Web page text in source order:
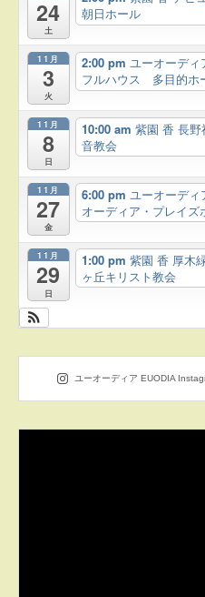
24
土
朝日ホール
11月
3
火
2:00 pm ユーオーディ
フルハウス 多目的ホ
11月
8
日
10:00 am 紫園 香 長野
音教会
11月
27
金
6:00 pm ユーオーデ
オーディア・プレイズ
11月
29
日
1:00 pm 紫園 香 厚木
ヶ丘キリスト教会
ユーオーディア EUODIA